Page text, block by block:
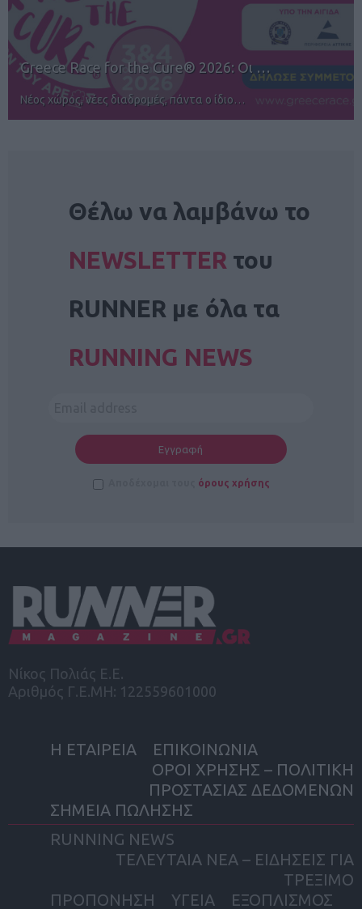
12ος TUI Rhodes Marathon: Άνοιγμα ε…
Αγώνες για όλους στην Ρόδο
Θέλω να λαμβάνω το
NEWSLETTER του
RUNNER με όλα τα
RUNNING NEWS
όρους χρήσης
Νίκος Πολιάς Ε.Ε.
Αριθμός Γ.Ε.ΜΗ: 122559601000
Η ΕΤΑΙΡΕΙΑ
ΕΠΙΚΟΙΝΩΝΙΑ
ΟΡΟΙ ΧΡΗΣΗΣ – ΠΟΛΙΤΙΚΗ
ΠΡΟΣΤΑΣΙΑΣ ΔΕΔΟΜΕΝΩΝ
ΣΗΜΕΙΑ ΠΩΛΗΣΗΣ
RUNNING NEWS
ΤΕΛΕΥΤΑΙΑ ΝΕΑ – ΕΙΔΗΣΕΙΣ ΓΙΑ
ΤΡΕΞΙΜΟ
ΠΡΟΠΟΝΗΣΗ
ΥΓΕΙΑ ΕΞΟΠΛΙΣΜΟΣ